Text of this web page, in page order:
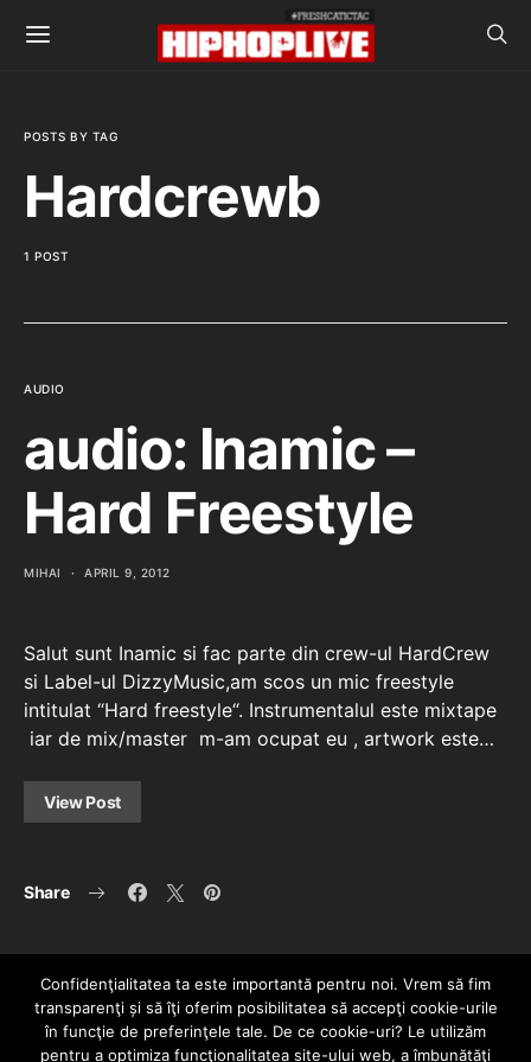
POSTS BY TAG
Hardcrewb
1 POST
AUDIO
audio: Inamic –
Hard Freestyle
MIHAI APRIL 9, 2012
Salut sunt Inamic si fac parte din crew-ul HardCrew
si Label-ul DizzyMusic,am scos un mic freestyle
intitulat “Hard freestyle“. Instrumentalul este mixtape
iar de mix/master m-am ocupat eu , artwork este…
View Post
Share
Confidenţialitatea ta este importantă pentru noi. Vrem să fim
transparenţi și să îţi oferim posibilitatea să accepţi cookie-urile
în funcţie de preferinţele tale. De ce cookie-uri? Le utilizăm
pentru a optimiza funcţionalitatea site-ului web, a îmbunătăţi